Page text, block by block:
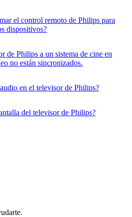
el control remoto de Philips para
dispositivos?
de Philips a un sistema de cine en
no están sincronizados.
en el televisor de Philips?
del televisor de Philips?